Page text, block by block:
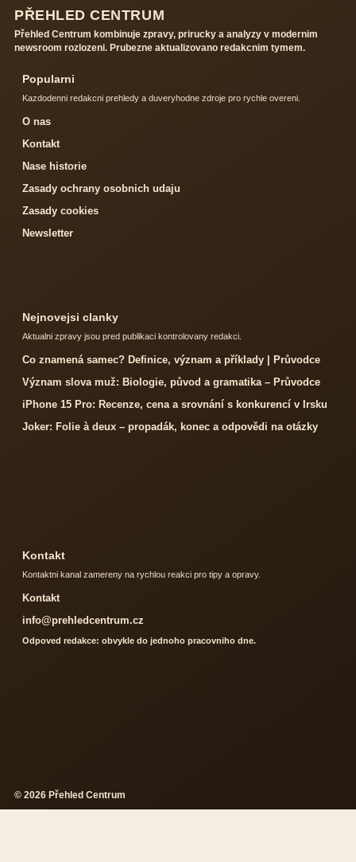
PŘEHLED CENTRUM
Přehled Centrum kombinuje zpravy, prirucky a analyzy v modernim
newsroom rozlozeni. Prubezne aktualizovano redakcnim tymem.
Popularni
Kazdodenni redakcni prehledy a duveryhodne zdroje pro rychle overeni.
O nas
Kontakt
Nase historie
Zasady ochrany osobnich udaju
Zasady cookies
Newsletter
Nejnovejsi clanky
Aktualni zpravy jsou pred publikaci kontrolovany redakci.
Co znamená samec? Definice, význam a příklady | Průvodce
Význam slova muž: Biologie, původ a gramatika – Průvodce
iPhone 15 Pro: Recenze, cena a srovnání s konkurencí v Irsku
Joker: Folie à deux – propadák, konec a odpovědi na otázky
Kontakt
Kontaktni kanal zamereny na rychlou reakci pro tipy a opravy.
Kontakt
info@prehledcentrum.cz
Odpoved redakce: obvykle do jednoho pracovniho dne.
© 2026 Přehled Centrum